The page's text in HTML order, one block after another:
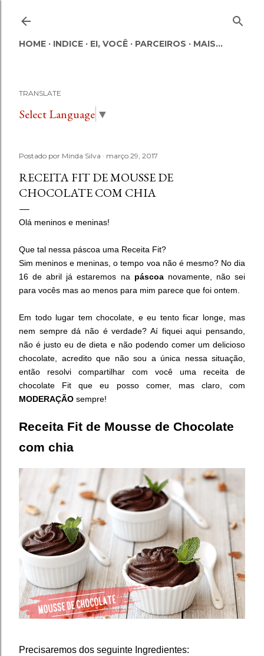
HOME INDICE EI, VOCÊ PARCEIROS MAIS…
TRANSLATE
Select Language ▼
Postado por Minda Silva março 29, 2017
RECEITA FIT DE MOUSSE DE
CHOCOLATE COM CHIA
Olá meninos e meninas!
Que tal nessa páscoa uma Receita Fit?
Sim meninos e meninas, o tempo voa não é mesmo? No dia
16 de abril já estaremos na páscoanovamente, não sei
para vocês mas ao menos para mim parece que foi ontem.
Em todo lugar tem chocolate, e eu tento ficar longe, mas
nem sempre dá não é verdade? Aí fiquei aqui pensando,
não é justo eu de dieta e não podendo comer um delicioso
chocolate, acredito que não sou a única nessa situação,
então resolvi compartilhar com você uma receita de
chocolate Fit que eu posso comer, mas claro, com
MODERAÇÃO sempre!
Receita Fit de Mousse de Chocolate
com chia
Precisaremos dos seguinte Ingredientes: